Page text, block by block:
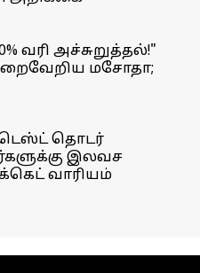
வரி அச்சுறுத்தல்!"
மசோதா;
டெஸ்ட் தொடர்
இலவச
வாரியம்